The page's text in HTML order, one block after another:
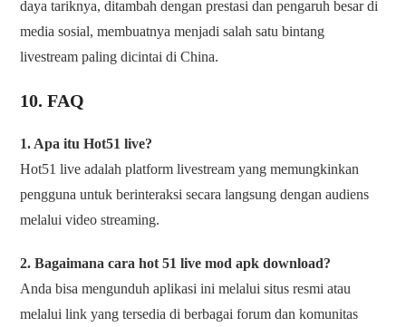
daya tariknya, ditambah dengan prestasi dan pengaruh besar di
media sosial, membuatnya menjadi salah satu bintang
livestream paling dicintai di China.
10. FAQ
1. Apa itu Hot51 live?
Hot51 live adalah platform livestream yang memungkinkan
pengguna untuk berinteraksi secara langsung dengan audiens
melalui video streaming.
2. Bagaimana cara hot 51 live mod apk download?
Anda bisa mengunduh aplikasi ini melalui situs resmi atau
melalui link yang tersedia di berbagai forum dan komunitas